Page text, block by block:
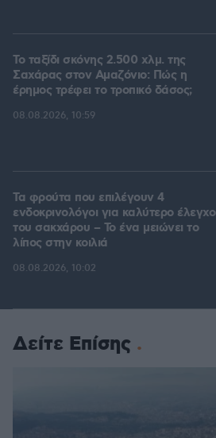
Το ταξίδι σκόνης 2.500 χλμ. της
Σαχάρας στον Αμαζόνιο: Πώς η
έρημος τρέφει το τροπικό δάσος;
08.08.2026, 10:59
Τα φρούτα που επιλέγουν 4
ενδοκρινολόγοι για καλύτερο έλεγχο
του σακχάρου – Το ένα μειώνει το
λίπος στην κοιλιά
08.08.2026, 10:02
Δείτε Επίσης